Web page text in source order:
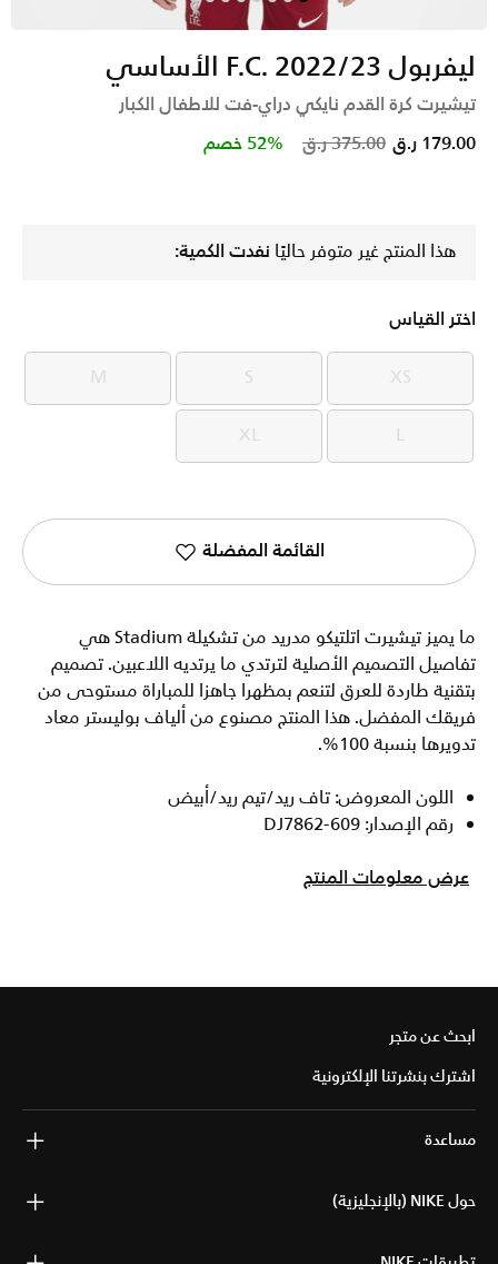
ليفربول F.C. 2022/23 الأساسي
تيشيرت كرة القدم نايكي دراي-فت للاطفال الكبار
Price reduced from
375.00 ر.ق to 179.00 ر.ق 52% خصم
هذا المنتج غير متوفر حاليًا نفدت الكمية:
اختر القياس
XS
XS
S
S
M
M
L
L
XL
XL
القائمة المفضلة
ما يميز تيشيرت اتلتيكو مدريد من تشكيلة Stadium هي
تفاصيل التصميم الأصلية لترتدي ما يرتديه اللاعبين. تصميم
بتقنية طاردة للعرق لتنعم بمظهرا جاهزا للمباراة مستوحى من
فريقك المفضل. هذا المنتج مصنوع من ألياف بوليستر معاد
تدويرها بنسبة 100%.
اللون المعروض: تاف ريد/تيم ريد/أبيض
رقم الإصدار: DJ7862-609
عرض معلومات المنتج
ابحث عن متجر
اشترك بنشرتنا الإلكترونية
مساعدة
حول NIKE (بالإنجليزية)